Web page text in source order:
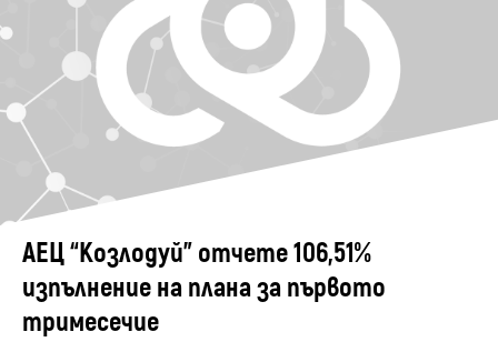
АЕЦ “Козлодуй” отчете 106,51%
изпълнение на плана за първото
тримесечие